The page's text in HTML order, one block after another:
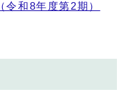
令和8年度第2期）